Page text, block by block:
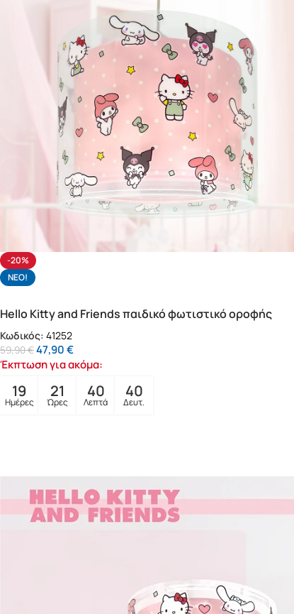
-20%
NΕΟ!
Hello Kitty and Friends παιδικό φωτιστικό οροφής
(41252)
Κωδικός: 41252
59,90€47,90€
Έκπτωση για ακόμα:
19
Ημέρες
21
Ώρες
40
Λεπτά
39
Δευτ.